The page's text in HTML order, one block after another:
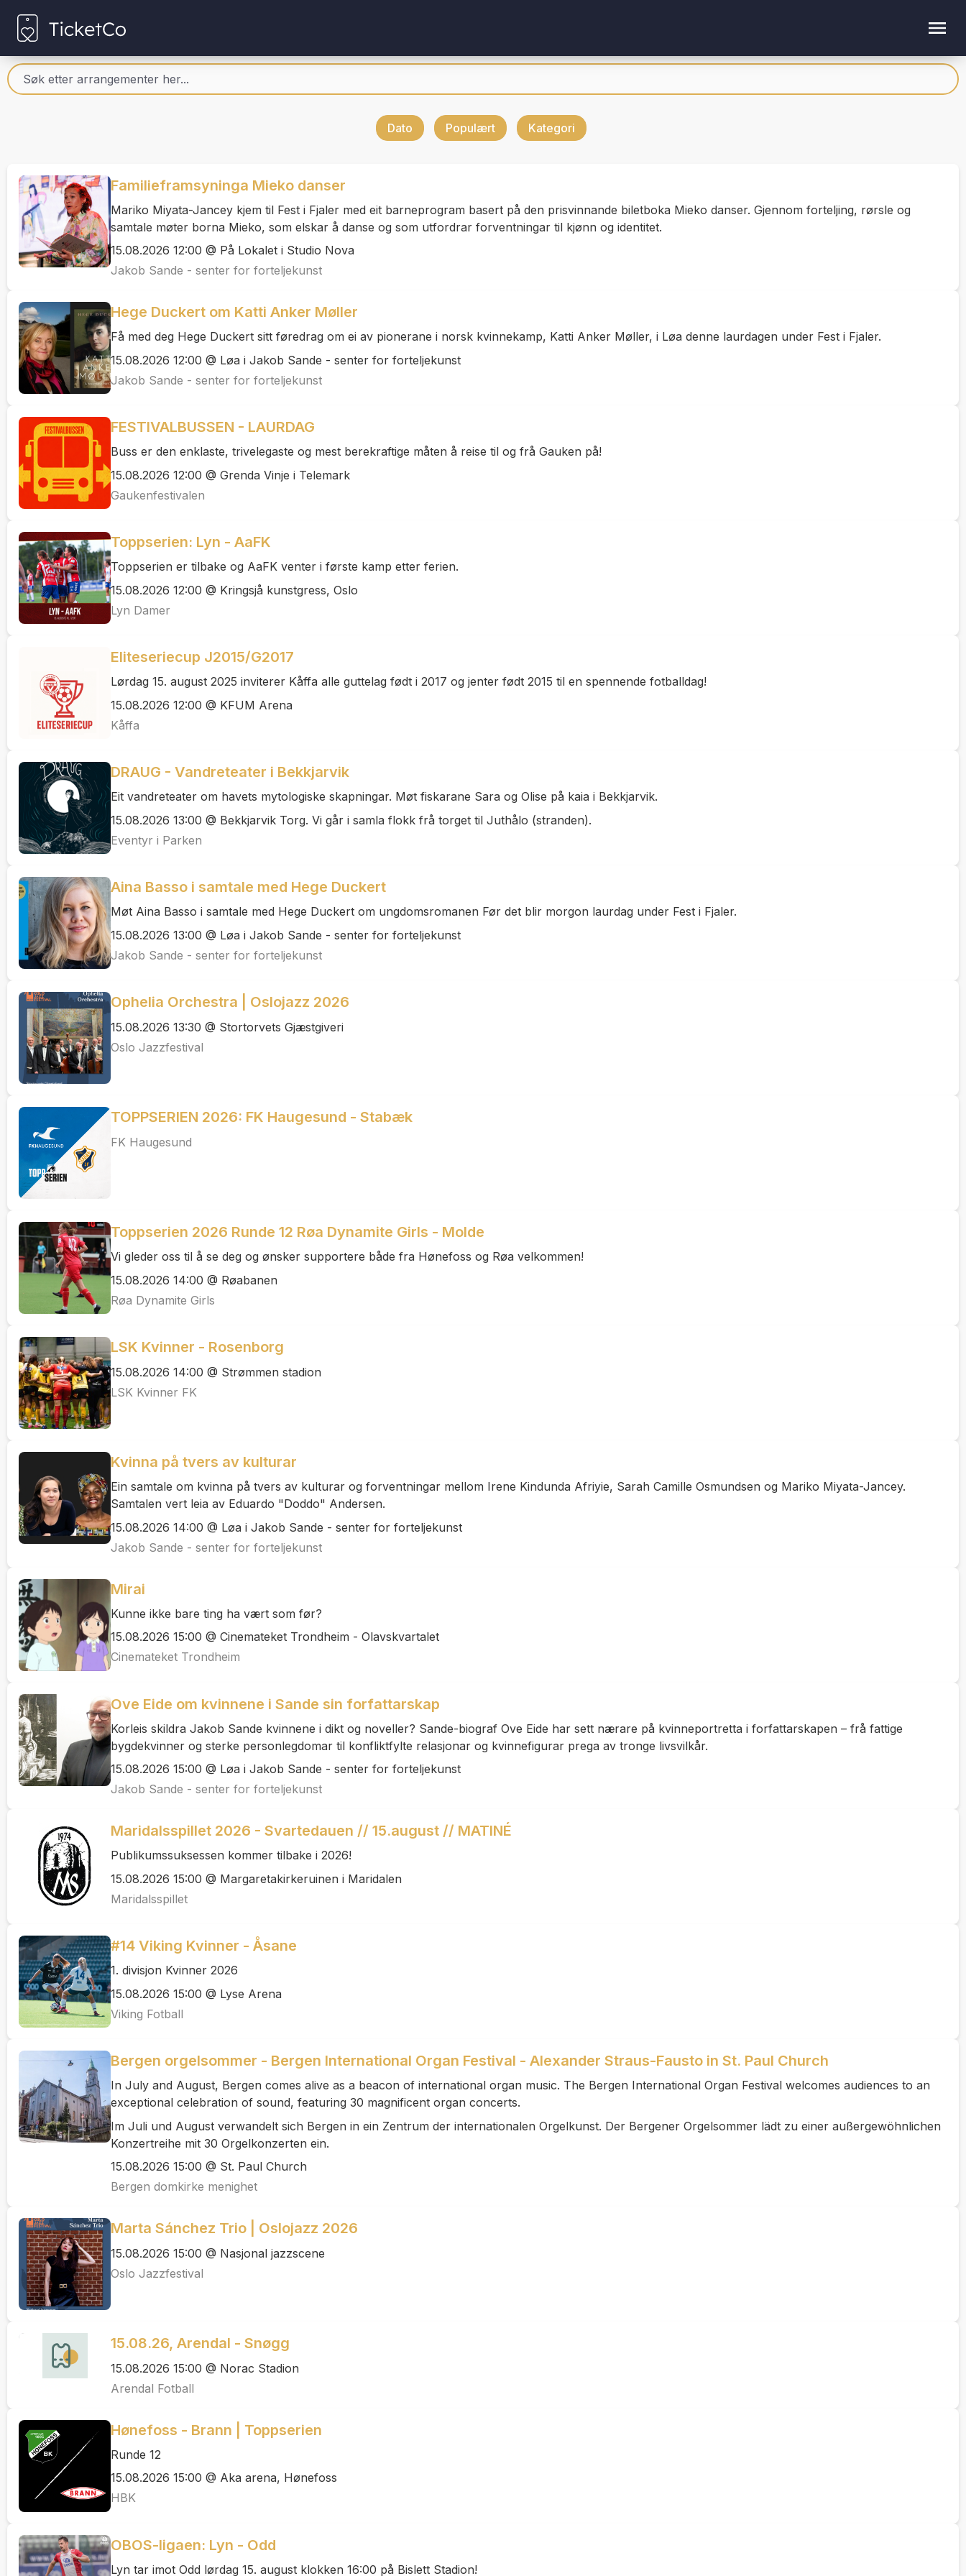
Dato Populært Kategori
Familieframsyninga Mieko danser
Mariko Miyata-Jancey kjem til Fest i Fjaler med eit barneprogram basert på den prisvinnande biletboka Mieko danser. Gjennom forteljing, rørsle og
samtale møter borna Mieko, som elskar å danse og som utfordrar forventningar til kjønn og identitet.
15.08.2026 12:00 @ På Lokalet i Studio Nova
Jakob Sande - senter for forteljekunst
Hege Duckert om Katti Anker Møller
Få med deg Hege Duckert sitt føredrag om ei av pionerane i norsk kvinnekamp, Katti Anker Møller, i Løa denne laurdagen under Fest i Fjaler.
15.08.2026 12:00 @ Løa i Jakob Sande - senter for forteljekunst
Jakob Sande - senter for forteljekunst
FESTIVALBUSSEN - LAURDAG
Buss er den enklaste, trivelegaste og mest berekraftige måten å reise til og frå Gauken på!
15.08.2026 12:00 @ Grenda Vinje i Telemark
Gaukenfestivalen
Toppserien: Lyn - AaFK
Toppserien er tilbake og AaFK venter i første kamp etter ferien.
15.08.2026 12:00 @ Kringsjå kunstgress, Oslo
Lyn Damer
Eliteseriecup J2015/G2017
Lørdag 15. august 2025 inviterer Kåffa alle guttelag født i 2017 og jenter født 2015 til en spennende fotballdag!
15.08.2026 12:00 @ KFUM Arena
Kåffa
DRAUG - Vandreteater i Bekkjarvik
Eit vandreteater om havets mytologiske skapningar. Møt fiskarane Sara og Olise på kaia i Bekkjarvik.
15.08.2026 13:00 @ Bekkjarvik Torg. Vi går i samla flokk frå torget til Juthålo (stranden).
Eventyr i Parken
Aina Basso i samtale med Hege Duckert
Møt Aina Basso i samtale med Hege Duckert om ungdomsromanen Før det blir morgon laurdag under Fest i Fjaler.
15.08.2026 13:00 @ Løa i Jakob Sande - senter for forteljekunst
Jakob Sande - senter for forteljekunst
Ophelia Orchestra | Oslojazz 2026
15.08.2026 13:30 @ Stortorvets Gjæstgiveri
Oslo Jazzfestival
TOPPSERIEN 2026: FK Haugesund - Stabæk
FK Haugesund
Toppserien 2026 Runde 12 Røa Dynamite Girls - Molde
Vi gleder oss til å se deg og ønsker supportere både fra Hønefoss og Røa velkommen!
15.08.2026 14:00 @ Røabanen
Røa Dynamite Girls
LSK Kvinner - Rosenborg
15.08.2026 14:00 @ Strømmen stadion
LSK Kvinner FK
Kvinna på tvers av kulturar
Ein samtale om kvinna på tvers av kulturar og forventningar mellom Irene Kindunda Afriyie, Sarah Camille Osmundsen og Mariko Miyata-Jancey.
Samtalen vert leia av Eduardo "Doddo" Andersen.
15.08.2026 14:00 @ Løa i Jakob Sande - senter for forteljekunst
Jakob Sande - senter for forteljekunst
Mirai
Kunne ikke bare ting ha vært som før?
15.08.2026 15:00 @ Cinemateket Trondheim - Olavskvartalet
Cinemateket Trondheim
Ove Eide om kvinnene i Sande sin forfattarskap
Korleis skildra Jakob Sande kvinnene i dikt og noveller? Sande-biograf Ove Eide har sett nærare på kvinneportretta i forfattarskapen – frå fattige
bygdekvinner og sterke personlegdomar til konfliktfylte relasjonar og kvinnefigurar prega av tronge livsvilkår.
15.08.2026 15:00 @ Løa i Jakob Sande - senter for forteljekunst
Jakob Sande - senter for forteljekunst
Maridalsspillet 2026 - Svartedauen // 15.august // MATINÉ
Publikumssuksessen kommer tilbake i 2026!
15.08.2026 15:00 @ Margaretakirkeruinen i Maridalen
Maridalsspillet
#14 Viking Kvinner - Åsane
1. divisjon Kvinner 2026
15.08.2026 15:00 @ Lyse Arena
Viking Fotball
Bergen orgelsommer - Bergen International Organ Festival - Alexander Straus-Fausto in St. Paul Church
In July and August, Bergen comes alive as a beacon of international organ music. The Bergen International Organ Festival welcomes audiences to an
exceptional celebration of sound, featuring 30 magnificent organ concerts.
Im Juli und August verwandelt sich Bergen in ein Zentrum der internationalen Orgelkunst. Der Bergener Orgelsommer lädt zu einer außergewöhnlichen
Konzertreihe mit 30 Orgelkonzerten ein.
15.08.2026 15:00 @ St. Paul Church
Bergen domkirke menighet
Marta Sánchez Trio | Oslojazz 2026
15.08.2026 15:00 @ Nasjonal jazzscene
Oslo Jazzfestival
15.08.26, Arendal - Snøgg
15.08.2026 15:00 @ Norac Stadion
Arendal Fotball
Hønefoss - Brann | Toppserien
Runde 12
15.08.2026 15:00 @ Aka arena, Hønefoss
HBK
OBOS-ligaen: Lyn - Odd
Lyn tar imot Odd lørdag 15. august klokken 16:00 på Bislett Stadion!